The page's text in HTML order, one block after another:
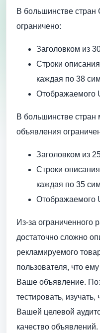
В большинстве
ограничено:
Заголовком из
Строки
каждая по 38
Отображаемого
В большинстве
объявления
Заголовком из
Строки
каждая по 35
Отображаемого
Из-за ограниченного
достаточно сложно
рекламируемого
пользователя, что
Ваше объявление.
тестировать,
Вашей целевой
качество объявлений.